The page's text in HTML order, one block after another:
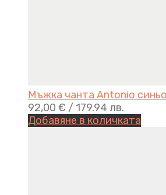
Мъжка чанта Antonio синьо
92,00 € / 179.94 лв.
Добавяне в количката